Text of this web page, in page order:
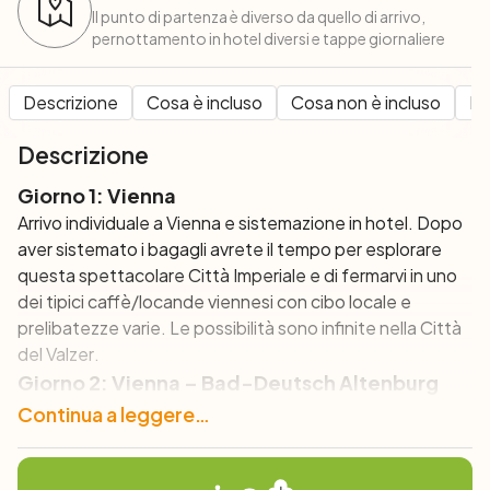
Il punto di partenza è diverso da quello di arrivo,
pernottamento in hotel diversi e tappe giornaliere
Descrizione Cosa è incluso Cosa non è incluso
Descrizione
Giorno 1: Vienna
Arrivo individuale a Vienna e sistemazione in hotel. Dopo
aver sistemato i bagagli avrete il tempo per esplorare
questa spettacolare Città Imperiale e di fermarvi in uno
dei tipici caffè/locande viennesi con cibo locale e
prelibatezze varie. Le possibilità sono infinite nellaCittà
del Valzer
Giorno 2: Vienna – Bad-Deutsch Altenburg
(42 km)
tranquilli attraverso il Parco Nazionale Donauauen, che
Continua a leggere…